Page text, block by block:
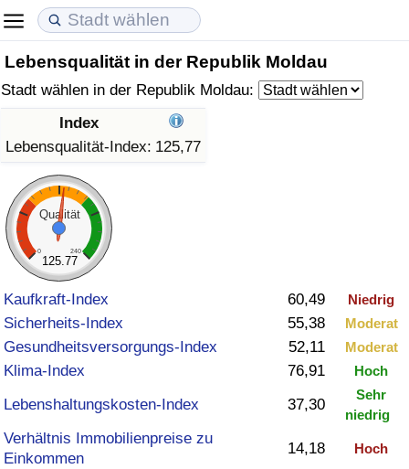
Lebensqualität in der Republik Moldau
Stadt wählen in der Republik Moldau:
Index
Lebensqualität-Index: 125,77
Qualität
0 240
125.77
Kaufkraft-Index 60,49 Niedrig
Sicherheits-Index 55,38 Moderat
Gesundheitsversorgungs-Index 52,11 Moderat
Klima-Index 76,91 Hoch
Lebenshaltungskosten-Index 37,30
Sehr
niedrig
Verhältnis Immobilienpreise zu
Einkommen
14,18 Hoch
Lebenshaltungskosten
Lebenshaltungskosten-Index (aktuell)
Lebenshaltungskosten-Index
Lebenshaltungskosten-Index nach Land
in Akaba
Immobilienpreise
Immobilienpreis-Index (aktuell)
Immobilienpreis-Index
Immobilienpreis-Index nach Land
Lebensqualität
Lebensqualität-Index
Lebensqualität-Index (aktuell)
Lebensqualitätsindex nach Land
Kriminalität
Kriminalitäts-Index (aktuell)
Kriminalitäts-Index
Kriminalitätsindex nach Land
Gesundheitsversorgung